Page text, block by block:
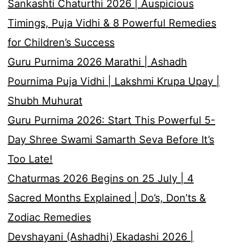
Sankashti Chaturthi 2026 | Auspicious
Timings, Puja Vidhi & 8 Powerful Remedies
for Children’s Success
Guru Purnima 2026 Marathi | Ashadh
Pournima Puja Vidhi | Lakshmi Krupa Upay |
Shubh Muhurat
Guru Purnima 2026: Start This Powerful 5-
Day Shree Swami Samarth Seva Before It’s
Too Late!
Chaturmas 2026 Begins on 25 July | 4
Sacred Months Explained | Do’s, Don’ts &
Zodiac Remedies
Devshayani (Ashadhi) Ekadashi 2026 |